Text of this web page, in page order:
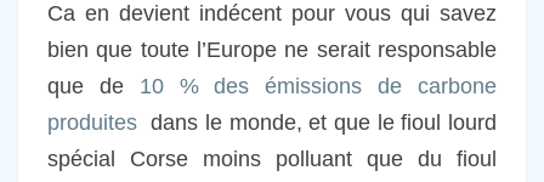
Ca en devient indécent pour vous qui savez
bien que toute l’Europe ne serait responsable
que de 10 % des émissions de carbone
produites dans le monde, et que le fioul lourd
spécial Corse moins polluant que du fioul